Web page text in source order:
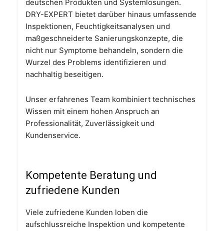
deutschen Produkten und Systemlösungen.
DRY-EXPERT bietet darüber hinaus umfassende
Inspektionen, Feuchtigkeitsanalysen und
maßgeschneiderte Sanierungskonzepte, die
nicht nur Symptome behandeln, sondern die
Wurzel des Problems identifizieren und
nachhaltig beseitigen.
Unser erfahrenes Team kombiniert technisches
Wissen mit einem hohen Anspruch an
Professionalität, Zuverlässigkeit und
Kundenservice.
Kompetente Beratung und
zufriedene Kunden
Viele zufriedene Kunden loben die
aufschlussreiche Inspektion und kompetente